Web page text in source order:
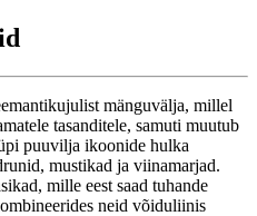
mänguvälja, millel
tasanditele, samuti muutub
puuvilja ikoonide hulka
mustikad ja viinamarjad.
mille eest saad tuhande
neid võiduliinis